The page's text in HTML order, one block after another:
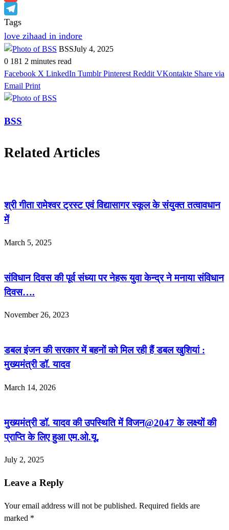
Gmail
Telegram
Tags
love zihaad in indore
BSSJuly 4, 2025
0 181 2 minutes read
Facebook X LinkedIn Tumblr Pinterest Reddit VKontakte Share via
Email Print
BSS
Related Articles
श्री गीता रामेश्वर ट्रस्ट एवं विद्यासागर स्कूल के संयुक्त तत्वावधान
में
March 5, 2025
संविधान दिवस की पूर्व संध्या पर नेहरू युवा केन्द्र ने मनाया संविधान
दिवस….
November 26, 2023
डबल इंजन की सरकार में बहनों को मिल रही हैं डबल खुशियां :
मुख्यमंत्री डॉ. यादव
March 14, 2026
मुख्यमंत्री डॉ. यादव की उपस्थिति में विजन@2047 के लक्ष्यों की
प्राप्ति के लिए हुआ एम.ओ.यू.
July 2, 2025
Leave a Reply
Your email address will not be published. Required fields are
marked *